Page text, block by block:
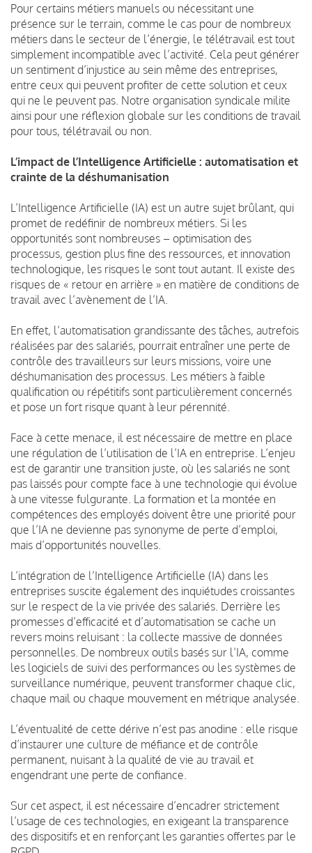
Pour certains métiers manuels ou nécessitant une
présence sur le terrain, comme le cas pour de nombreux
métiers dans le secteur de l’énergie, le télétravail est tout
simplement incompatible avec l’activité. Cela peut générer
un sentiment d’injustice au sein même des entreprises,
entre ceux qui peuvent profiter de cette solution et ceux
qui ne le peuvent pas. Notre organisation syndicale milite
ainsi pour une réflexion globale sur les conditions de travail
pour tous, télétravail ou non.
L’impact de l’Intelligence Artificielle : automatisation et
crainte de la déshumanisation
L’Intelligence Artificielle (IA) est un autre sujet brûlant, qui
promet de redéfinir de nombreux métiers. Si les
opportunités sont nombreuses – optimisation des
processus, gestion plus fine des ressources, et innovation
technologique, les risques le sont tout autant. Il existe des
risques de « retour en arrière » en matière de conditions de
travail avec l’avènement de l’IA.
En effet, l’automatisation grandissante des tâches, autrefois
réalisées par des salariés, pourrait entraîner une perte de
contrôle des travailleurs sur leurs missions, voire une
déshumanisation des processus. Les métiers à faible
qualification ou répétitifs sont particulièrement concernés
et pose un fort risque quant à leur pérennité.
Face à cette menace, il est nécessaire de mettre en place
une régulation de l’utilisation de l’IA en entreprise. L’enjeu
est de garantir une transition juste, où les salariés ne sont
pas laissés pour compte face à une technologie qui évolue
à une vitesse fulgurante. La formation et la montée en
compétences des employés doivent être une priorité pour
que l’IA ne devienne pas synonyme de perte d’emploi,
mais d’opportunités nouvelles.
L’intégration de l’Intelligence Artificielle (IA) dans les
entreprises suscite également des inquiétudes croissantes
sur le respect de la vie privée des salariés. Derrière les
promesses d’efficacité et d’automatisation se cache un
revers moins reluisant : la collecte massive de données
personnelles. De nombreux outils basés sur l’IA, comme
les logiciels de suivi des performances ou les systèmes de
surveillance numérique, peuvent transformer chaque clic,
chaque mail ou chaque mouvement en métrique analysée.
L’éventualité de cette dérive n’est pas anodine : elle risque
d’instaurer une culture de méfiance et de contrôle
permanent, nuisant à la qualité de vie au travail et
engendrant une perte de confiance.
Sur cet aspect, il est nécessaire d’encadrer strictement
l’usage de ces technologies, en exigeant la transparence
des dispositifs et en renforçant les garanties offertes par le